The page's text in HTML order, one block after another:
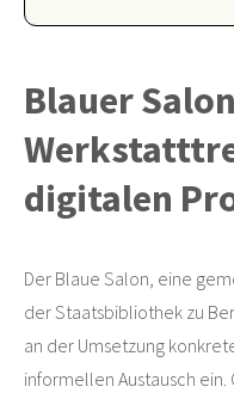
Blauer
digitalen
Der Blaue Salon, eine
der Staatsbibliothek zu
an der Umsetzung
informellen Austausch